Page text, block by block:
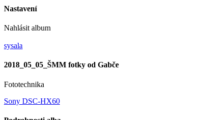
Nastavení
Nahlásit album
sysala
2018_05_05_ŠMM fotky od Gabče
Fototechnika
Sony DSC-HX60